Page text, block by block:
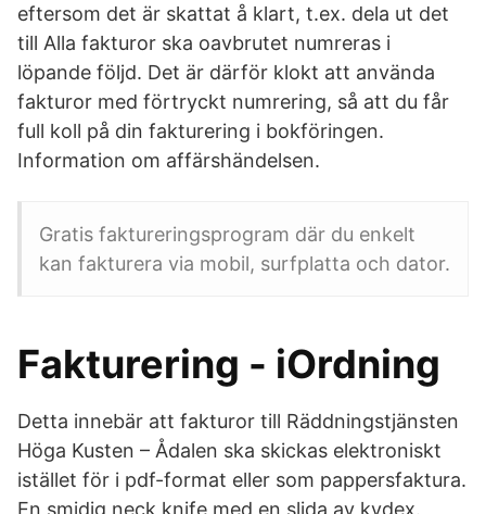
eftersom det är skattat å klart, t.ex. dela ut det
till Alla fakturor ska oavbrutet numreras i
löpande följd. Det är därför klokt att använda
fakturor med förtryckt numrering, så att du får
full koll på din fakturering i bokföringen.
Information om affärshändelsen.
Gratis faktureringsprogram där du enkelt
kan fakturera via mobil, surfplatta och dator.
Fakturering - iOrdning
Detta innebär att fakturor till Räddningstjänsten
Höga Kusten – Ådalen ska skickas elektroniskt
istället för i pdf-format eller som pappersfaktura.
En smidig neck knife med en slida av kydex.